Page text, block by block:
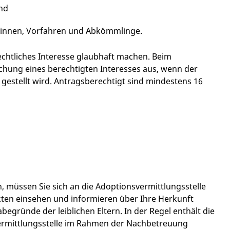
Vorfahren und Abkömmlinge.
Interesse glaubhaft machen. Beim
eines berechtigten Interesses aus, wenn der
wird. Antragsberechtigt sind mindestens 16
Sie sich an die Adoptionsvermittlungsstelle
einsehen und informieren über Ihre Herkunft
der leiblichen Eltern. In der Regel enthält die
im Rahmen der Nachbetreuung